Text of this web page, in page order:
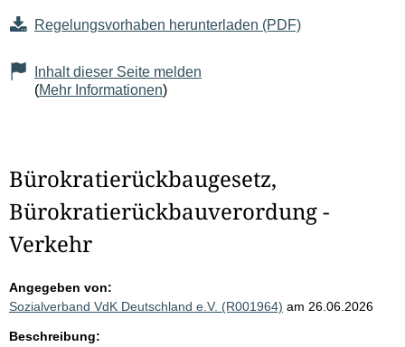
Regelungsvorhaben herunterladen (PDF)
Inhalt dieser Seite melden
(Mehr Informationen)
Bürokratierückbaugesetz,
Bürokratierückbauverordung -
Verkehr
Angegeben von:
Sozialverband VdK Deutschland e.V. (R001964) am 26.06.2026
Beschreibung: